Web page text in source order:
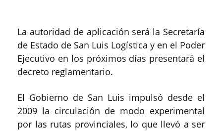
La autoridad de aplicación será la Secretaría
de Estado de San Luis Logística y en el Poder
Ejecutivo en los próximos días presentará el
decreto reglamentario.
El Gobierno de San Luis impulsó desde el
2009 la circulación de modo experimental
por las rutas provinciales, lo que llevó a ser